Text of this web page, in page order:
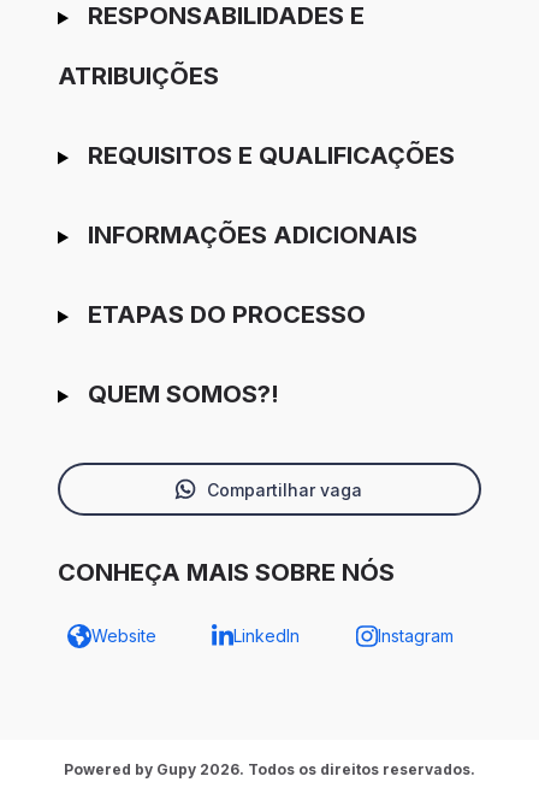
RESPONSABILIDADES E
ATRIBUIÇÕES
REQUISITOS E QUALIFICAÇÕES
INFORMAÇÕES ADICIONAIS
ETAPAS DO PROCESSO
QUEM SOMOS?!
Compartilhar vaga
CONHEÇA MAIS SOBRE NÓS
Website LinkedIn Instagram
Powered by Gupy 2026. Todos os direitos reservados.